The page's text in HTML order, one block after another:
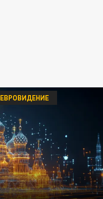
ЕВРОВИДЕНИЕ